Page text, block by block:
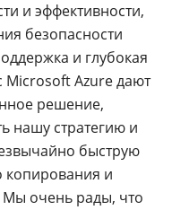
и эффективности,
безопасности
и глубокая
Microsoft Azure дают
решение,
нашу стратегию и
быструю
копирования и
Мы очень рады, что